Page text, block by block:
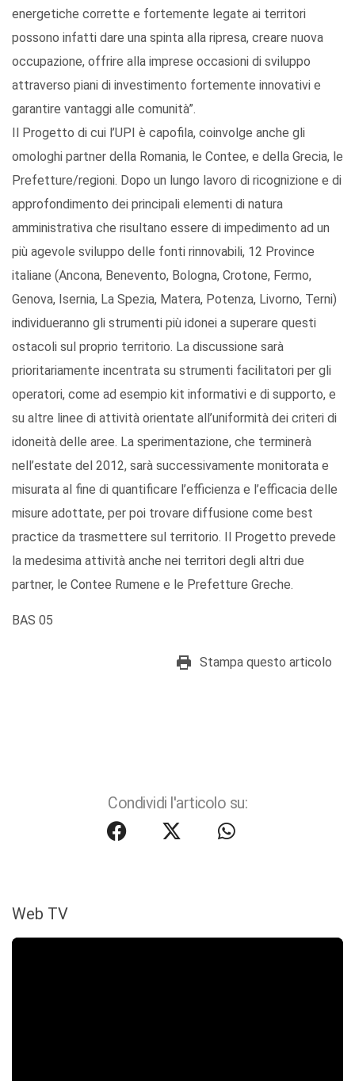
energetiche corrette e fortemente legate ai territori
possono infatti dare una spinta alla ripresa, creare nuova
occupazione, offrire alla imprese occasioni di sviluppo
attraverso piani di investimento fortemente innovativi e
garantire vantaggi alle comunità”.
Il Progetto di cui l’UPI è capofila, coinvolge anche gli
omologhi partner della Romania, le Contee, e della Grecia, le
Prefetture/regioni. Dopo un lungo lavoro di ricognizione e di
approfondimento dei principali elementi di natura
amministrativa che risultano essere di impedimento ad un
più agevole sviluppo delle fonti rinnovabili, 12 Province
italiane (Ancona, Benevento, Bologna, Crotone, Fermo,
Genova, Isernia, La Spezia, Matera, Potenza, Livorno, Terni)
individueranno gli strumenti più idonei a superare questi
ostacoli sul proprio territorio. La discussione sarà
prioritariamente incentrata su strumenti facilitatori per gli
operatori, come ad esempio kit informativi e di supporto, e
su altre linee di attività orientate all’uniformità dei criteri di
idoneità delle aree. La sperimentazione, che terminerà
nell’estate del 2012, sarà successivamente monitorata e
misurata al fine di quantificare l’efficienza e l’efficacia delle
misure adottate, per poi trovare diffusione come best
practice da trasmettere sul territorio. Il Progetto prevede
la medesima attività anche nei territori degli altri due
partner, le Contee Rumene e le Prefetture Greche.
BAS 05
Stampa questo articolo
Condividi l'articolo su:
Web TV